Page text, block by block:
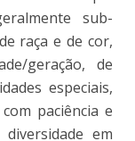
sub-
raça e de cor,
geração, de
especiais,
paciência e
diversidade em